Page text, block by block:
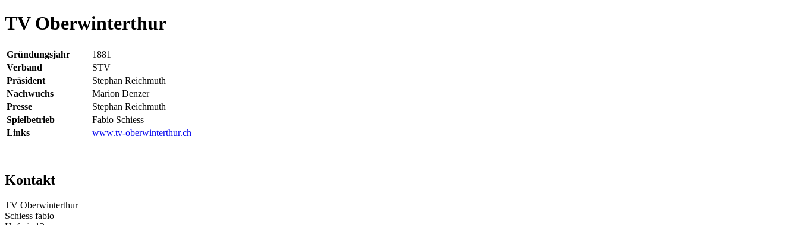
TV Oberwinterthur
Gründungsjahr
1881
Verband
STV
Präsident
Stephan Reichmuth
Nachwuchs
Marion Denzer
Presse
Stephan Reichmuth
Spielbetrieb
Fabio Schiess
Links
www.tv-oberwinterthur.ch
Kontakt
TV Oberwinterthur
Schiess fabio